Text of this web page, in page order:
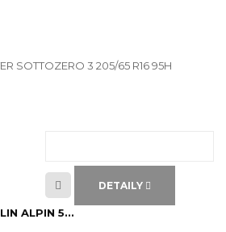
SOTTOZERO 3 205/65 R16 95H
DETAILY